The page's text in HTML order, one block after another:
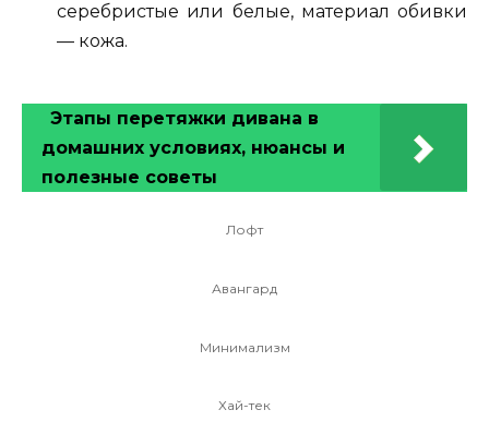
серебристые или белые, материал обивки
— кожа.
Этапы перетяжки дивана в
домашних условиях, нюансы и
полезные советы
Лофт
Авангард
Минимализм
Хай-тек